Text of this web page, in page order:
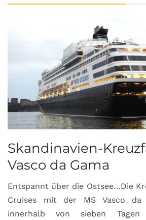
Skandinavien-
Vasco da Gama
Entspannt über die Ostsee…Die
Cruises mit der MS Vasco
innerhalb von sieben